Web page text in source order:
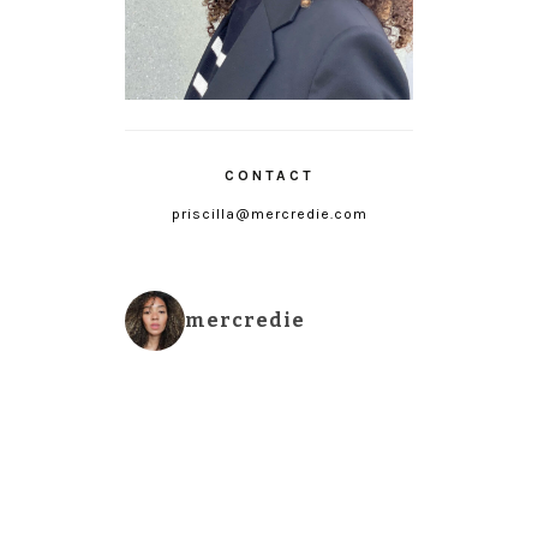
CONTACT
priscilla@mercredie.com
mercredie